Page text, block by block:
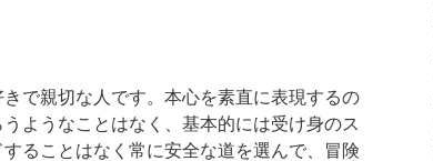
で親切な人です。本心を素直に表現するの
ようなことはなく、基本的には受け身のス
ることはなく常に安全な道を選んで、冒険